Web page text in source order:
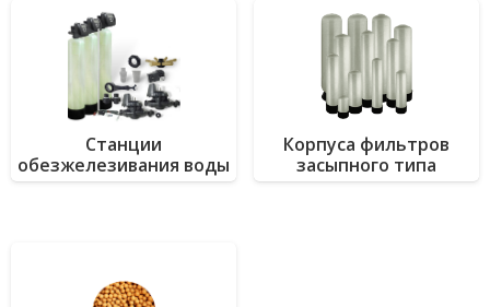
Станции
обезжелезивания воды
Корпуса фильтров
засыпного типа